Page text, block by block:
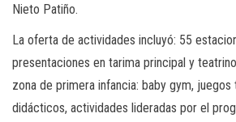
Nieto Patiño.
La oferta de actividades incluyó: 55
presentaciones en tarima principal y
zona de primera infancia: baby gym,
didácticos, actividades lideradas por el